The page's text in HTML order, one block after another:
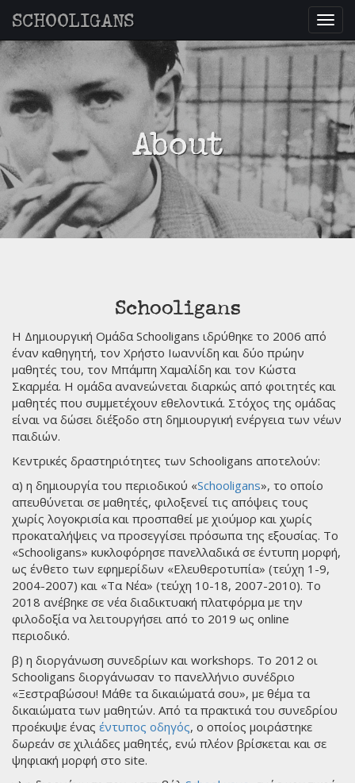
SCHOOLIGANS
About
Schooligans
Η Δημιουργική Ομάδα Schooligans ιδρύθηκε το 2006 από
έναν καθηγητή, τον Χρήστο Ιωαννίδη και δύο πρώην
μαθητές του, τον Μπάμπη Χαμαλίδη και τον Κώστα
Σκαρμέα. Η ομάδα ανανεώνεται διαρκώς από φοιτητές και
μαθητές που συμμετέχουν εθελοντικά. Στόχος της ομάδας
είναι να δώσει διέξοδο στη δημιουργική ενέργεια των νέων
παιδιών.
Κεντρικές δραστηριότητες των Schooligans αποτελούν:
α) η δημιουργία του περιοδικού «Schooligans», το οποίο
απευθύνεται σε μαθητές, φιλοξενεί τις απόψεις τους
χωρίς λογοκρισία και προσπαθεί με χιούμορ και χωρίς
προκαταλήψεις να προσεγγίσει πρόσωπα της εξουσίας. Το
«Schooligans» κυκλοφόρησε πανελλαδικά σε έντυπη μορφή,
ως ένθετο των εφημερίδων «Ελευθεροτυπία» (τεύχη 1-9,
2004-2007) και «Τα Νέα» (τεύχη 10-18, 2007-2010). Το
2018 ανέβηκε σε νέα διαδικτυακή πλατφόρμα με την
φιλοδοξία να λειτουργήσει από το 2019 ως online
περιοδικό.
β) η διοργάνωση συνεδρίων και workshops. Το 2012 οι
Schooligans διοργάνωσαν το πανελλήνιο συνέδριο
«Ξεστραβώσου! Μάθε τα δικαιώματά σου», με θέμα τα
δικαιώματα των μαθητών. Από τα πρακτικά του συνεδρίου
προέκυψε ένας έντυπος οδηγός, ο οποίος μοιράστηκε
δωρεάν σε χιλιάδες μαθητές, ενώ πλέον βρίσκεται και σε
ψηφιακή μορφή στο site.